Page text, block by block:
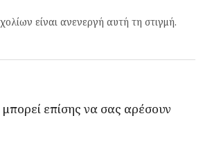
είναι ανενεργή αυτή τη στιγμή.
επίσης να σας αρέσουν